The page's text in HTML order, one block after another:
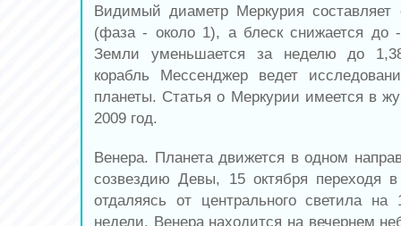
Видимый диаметр Меркурия составляет
(фаза - около 1), а блеск снижается до
Земли уменьшается за неделю до
корабль Мессенджер ведет
планеты. Статья о Меркурии имеется в
2009 год.
Венера. Планета движется в одном
созвездию Девы, 15 октября переходя
отдаляясь от центрального светила на
недели. Венера находится на вечернем